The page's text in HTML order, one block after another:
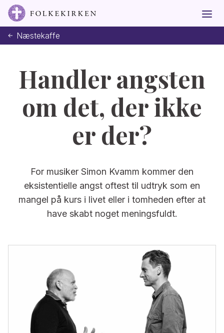
Næstekaffe
Handler angsten
om det, der ikke
er der?
For musiker Simon Kvamm kommer den
eksistentielle angst oftest til udtryk som en
mangel på kurs i livet eller i tomheden efter at
have skabt noget meningsfuldt.